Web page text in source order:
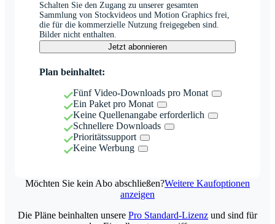
Schalten Sie den Zugang zu unserer gesamten
Sammlung von Stockvideos und Motion Graphics frei,
die für die kommerzielle Nutzung freigegeben sind.
Bilder nicht enthalten.
Jetzt abonnieren
Plan beinhaltet:
Fünf Video-Downloads pro Monat
Ein Paket pro Monat
Keine Quellenangabe erforderlich
Schnellere Downloads
Prioritätssupport
Keine Werbung
Möchten Sie kein Abo abschließen?Weitere Kaufoptionen
anzeigen
Die Pläne beinhalten unsere Pro Standard-Lizenz und sind für